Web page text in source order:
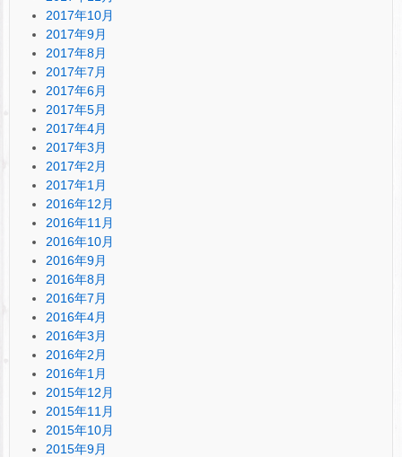
2017年10月
2017年9月
2017年8月
2017年7月
2017年6月
2017年5月
2017年4月
2017年3月
2017年2月
2017年1月
2016年12月
2016年11月
2016年10月
2016年9月
2016年8月
2016年7月
2016年4月
2016年3月
2016年2月
2016年1月
2015年12月
2015年11月
2015年10月
2015年9月